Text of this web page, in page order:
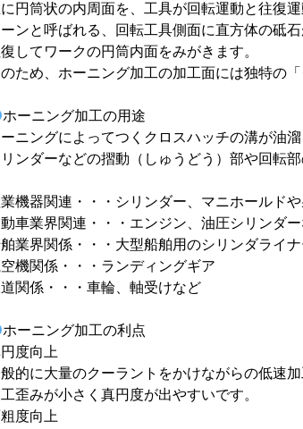
円筒状の内周面を、工具が回転運動と往復
ンと呼ばれる、回転工具側面に直方体の砥
してワークの円筒内面をみがきます。
ため、ホーニング加工の加工面には独特の
ホーニング加工の用途
ニングによってつくクロスハッチの溝が油
ンダーなどの摺動（しゅうどう）部や回転
機器関連・・・シリンダー、マニホールド
車業界関連・・・エンジン、油圧シリンダ
業界関係・・・大型船舶用のシリンダライ
機関係・・・ランディングギア
関係・・・車輪、軸受けなど
ホーニング加工の利点
度向上
的に大量のクーラントをかけながらの低速
歪みが小さく真円度が出やすいです。
度向上